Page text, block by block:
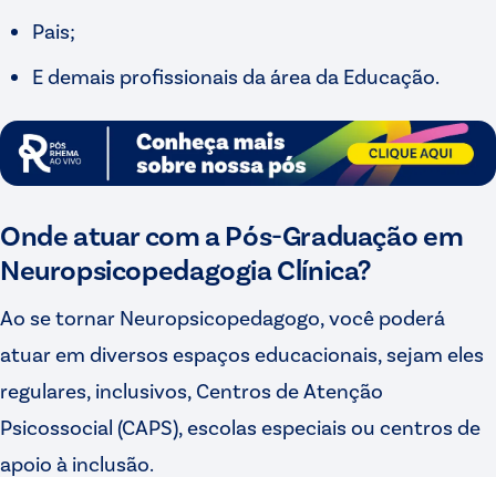
Pais;
E demais profissionais da área da Educação.
Onde atuar com a Pós-Graduação em
Neuropsicopedagogia Clínica?
Ao se tornar Neuropsicopedagogo, você poderá
atuar em diversos espaços educacionais, sejam eles
regulares, inclusivos, Centros de Atenção
Psicossocial (CAPS), escolas especiais ou centros de
apoio à inclusão.